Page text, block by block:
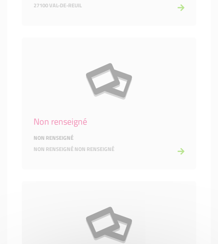
27100 VAL-DE-REUIL
Non renseigné
NON RENSEIGNÉ
NON RENSEIGNÉ NON RENSEIGNÉ